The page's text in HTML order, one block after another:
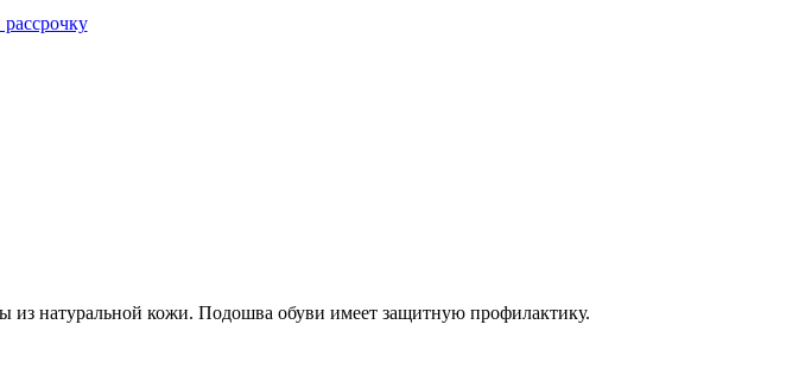
натуральной кожи. Подошва обуви имеет защитную профилактику.